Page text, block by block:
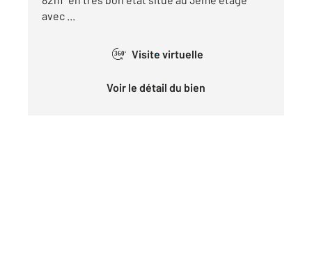
avec ...
360° Visite virtuelle
Voir le détail du bien